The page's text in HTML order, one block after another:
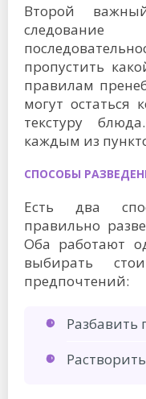
Второй
пропустить
правилам
могут остаться
текстуру
каждым из
СПОСОБЫ
Есть два
правильно
Оба работают
выбирать
предпочтений:
Разбавить